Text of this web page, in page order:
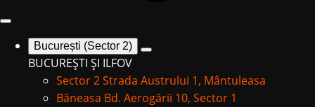
București (Sector 2)
BUCUREȘTI ȘI ILFOV
Sector 2Strada Austrului 1, Mântuleasa
Băneasa Bd. Aerogării 10, Sector 1